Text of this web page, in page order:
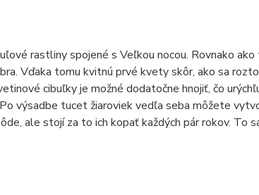
rastliny spojené s Veľkou nocou. Rovnako
Vďaka tomu kvitnú prvé kvety skôr, ako sa
cibuľky je možné dodatočne hnojiť, čo
výsadbe tucet žiaroviek vedľa seba môžete
ale stojí za to ich kopať každých pár rokov. To